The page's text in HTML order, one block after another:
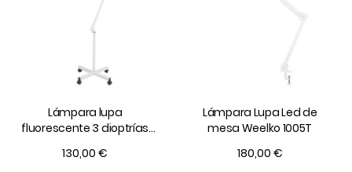
Lámpara lupa
fluorescente 3 dioptrías
130,00 €
Lámpara Lupa Led de
mesa Weelko 1005T
180,00 €